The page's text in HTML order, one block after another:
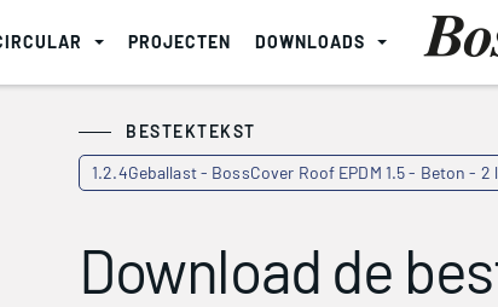
PROJECTEN DOWNLOADS
BESTEKTEKST
1.2.4Geballast - BossCover Roof EPDM 1.5 - Beton -
Download de